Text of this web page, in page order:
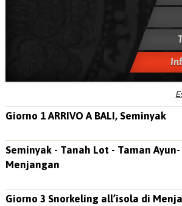
Giorno 1 ARRIVO A BALI, Seminyak
Seminyak - Tanah Lot - Taman
Menjangan
Giorno 3 Snorkeling all’isola di